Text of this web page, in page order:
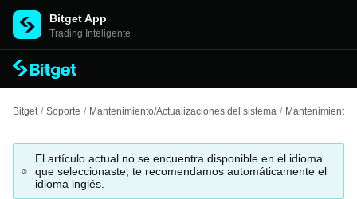
Bitget App
Trading Inteligente
Bitget / Soporte / Mantenimiento/Actualizaciones del sistema / Mantenimiento
El artículo actual no se encuentra disponible en el idioma
que seleccionaste; te recomendamos automáticamente el
idioma inglés.